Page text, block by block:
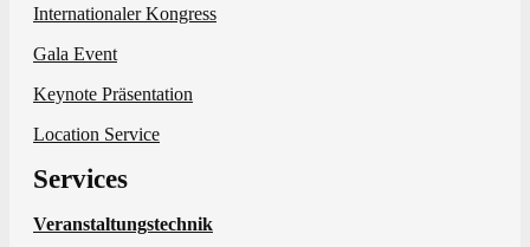
Internationaler Kongress
Gala Event
Keynote Präsentation
Location Service
Services
Veranstaltungstechnik